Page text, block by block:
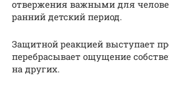
отвержения важными для
ранний детский период.
Защитной реакцией выступает
перебрасывает ощущение
на других.